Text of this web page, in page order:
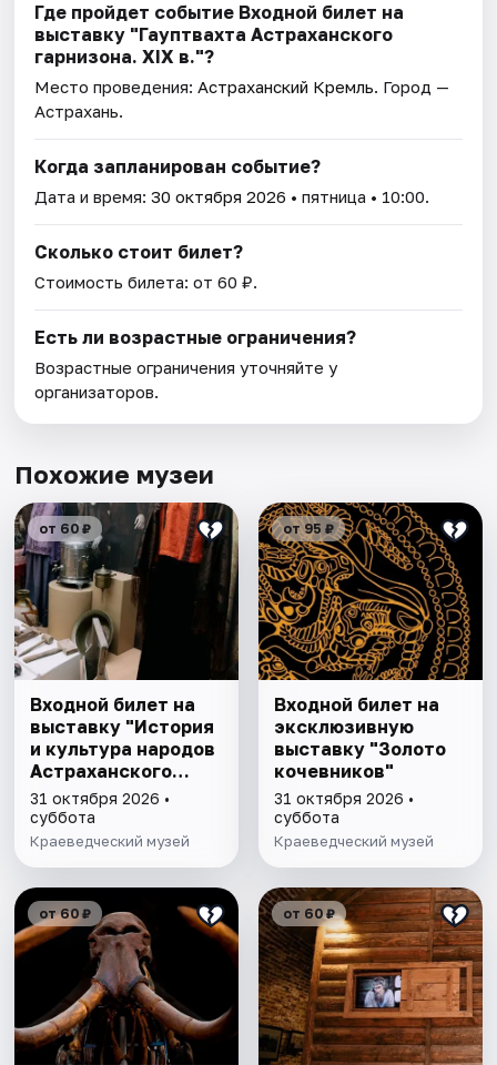
Где пройдет событие Входной билет на
выставку "Гауптвахта Астраханского
гарнизона. XIX в."?
Место проведения:Астраханский Кремль. Город —
Астрахань.
Когда запланирован событие?
Дата и время:30 октября 2026 • пятница • 10:00.
Сколько стоит билет?
Стоимость билета: от 60 ₽.
Есть ли возрастные ограничения?
Возрастные ограничения уточняйте у
организаторов.
Похожие музеи
от 60 ₽
Входной билет на
выставку "История
и культура народов
Астраханского
края"
31 октября 2026 •
суббота
Краеведческий музей
от 95 ₽
Входной билет на
эксклюзивную
выставку "Золото
кочевников"
31 октября 2026 •
суббота
Краеведческий музей
от 60 ₽ от 60 ₽